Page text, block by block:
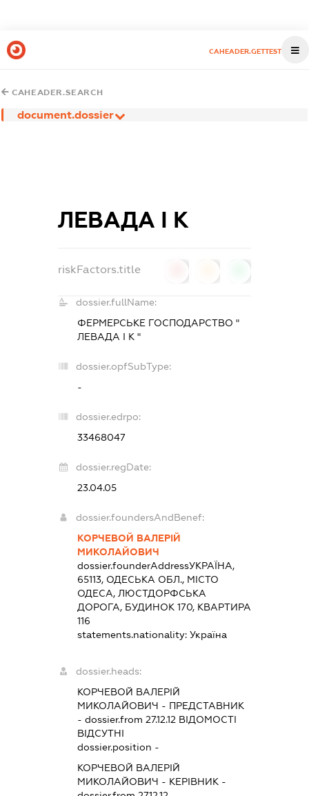
CAHEADER.GETTEST
CAHEADER.SEARCH
document.dossier
ЛЕВАДА І К
riskFactors.title
dossier.fullName:
ФЕРМЕРСЬКЕ ГОСПОДАРСТВО "
ЛЕВАДА І К "
dossier.opfSubType:
-
dossier.edrpo:
33468047
dossier.regDate:
23.04.05
dossier.foundersAndBenef:
КОРЧЕВОЙ ВАЛЕРІЙ
МИКОЛАЙОВИЧ
dossier.founderAddressУКРАЇНА,
65113, ОДЕСЬКА ОБЛ., МІСТО
ОДЕСА, ЛЮСТДОРФСЬКА
ДОРОГА, БУДИНОК 170, КВАРТИРА
116
statements.nationality: Україна
dossier.heads:
КОРЧЕВОЙ ВАЛЕРІЙ
МИКОЛАЙОВИЧ - ПРЕДСТАВНИК
- dossier.from 27.12.12 ВІДОМОСТІ
ВІДСУТНІ
dossier.position -
КОРЧЕВОЙ ВАЛЕРІЙ
МИКОЛАЙОВИЧ - КЕРІВНИК -